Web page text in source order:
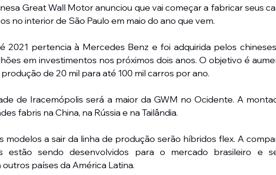
Great Wall Motor anunciou que vai começar a fabricar seus
no interior de São Paulo em maio do ano que vem.
2021 pertencia à Mercedes Benz e foi adquirida pelos
em investimentos nos próximos dois anos. O objetivo é
de 20 mil para até 100 mil carros por ano.
de Iracemópolis será a maior da GWM no Ocidente. A
fabris na China, na Rússia e na Tailândia.
modelos a sair da linha de produção serão híbridos flex. A
estão sendo desenvolvidos para o mercado brasileiro e
países da América Latina.